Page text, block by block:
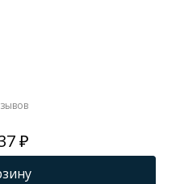
₽